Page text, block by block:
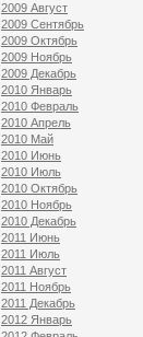
2009 Август
2009 Сентябрь
2009 Октябрь
2009 Ноябрь
2009 Декабрь
2010 Январь
2010 Февраль
2010 Апрель
2010 Май
2010 Июнь
2010 Июль
2010 Октябрь
2010 Ноябрь
2010 Декабрь
2011 Июнь
2011 Июль
2011 Август
2011 Ноябрь
2011 Декабрь
2012 Январь